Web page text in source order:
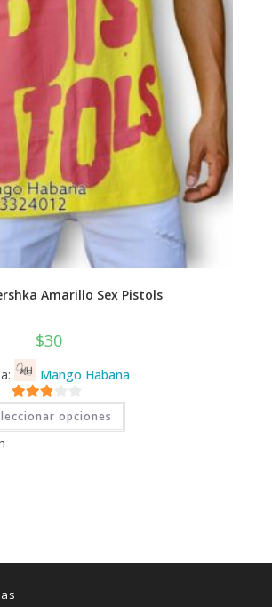
Amarillo Sex Pistols
$30
Mango Habana
2.71
de 5
opciones
Este
tiene
de